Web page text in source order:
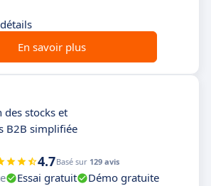
En savoir plus
des stocks et
B2B simplifiée
4.7Basé sur 129 avis
Essai gratuit
Démo gratuite